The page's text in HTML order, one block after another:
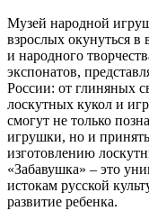
Музей народной
взрослых окунуться
и народного
экспонатов,
России: от глиняных
лоскутных кукол и
смогут не только
игрушки, но и принять
изготовлению
«Забавушка» – это
истокам русской
развитие ребенка.